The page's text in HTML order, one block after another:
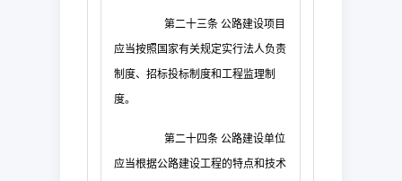
第二十三条 公路建设项目
应当按照国家有关规定实行法人负责
制度、招标投标制度和工程监理制
度。
第二十四条 公路建设单位
应当根据公路建设工程的特点和技术